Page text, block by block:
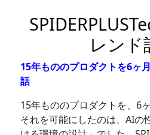
レンド
15年もののプロダクトを6ヶ
話
15年もののプロダクトを、6
それを可能にしたのは、AIの